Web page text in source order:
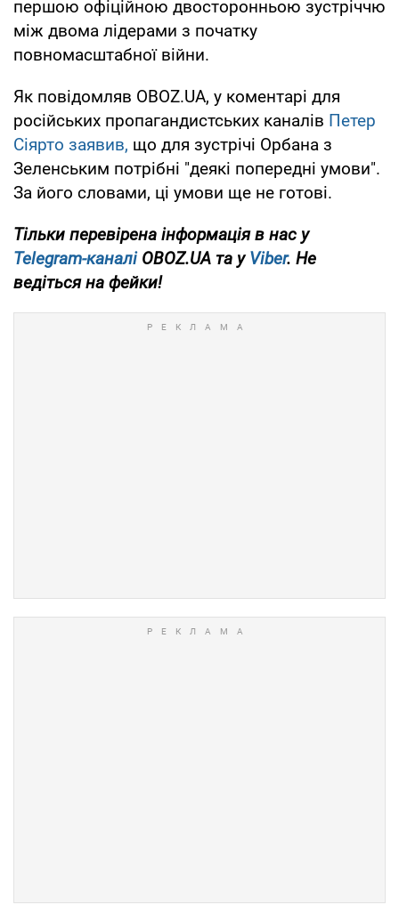
першою офіційною двосторонньою зустріччю
між двома лідерами з початку
повномасштабної війни.
Як повідомляв OBOZ.UA, у коментарі для
російських пропагандистських каналів Петер
Сіярто заявив, що для зустрічі Орбана з
Зеленським потрібні "деякі попередні умови".
За його словами, ці умови ще не готові.
Тільки перевірена інформація в нас у
Telegram-каналіOBOZ.UA та уViber. Не
ведіться на фейки!